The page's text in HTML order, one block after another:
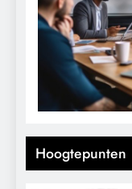
Hoogtepunten